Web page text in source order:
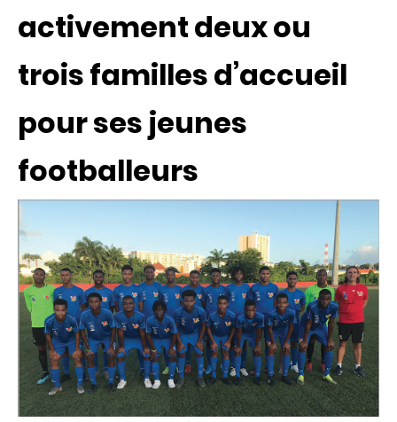
activement deux ou
trois familles d’accueil
pour ses jeunes
footballeurs